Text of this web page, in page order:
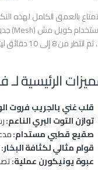
بالعمق الكامل لهذه
ليتشبع القطن تماماً، وابدأ الفيب بسحب طويل وعميق للاستمتاع بالصقيع.
الرئيسية لـ
قلب غني بالجريب فروت
توازن التوت البري الناعم:
صقيع قطبي مستدام:
قوام مثالي لكثافة البخار:
عبوة يونيكورن عملية: